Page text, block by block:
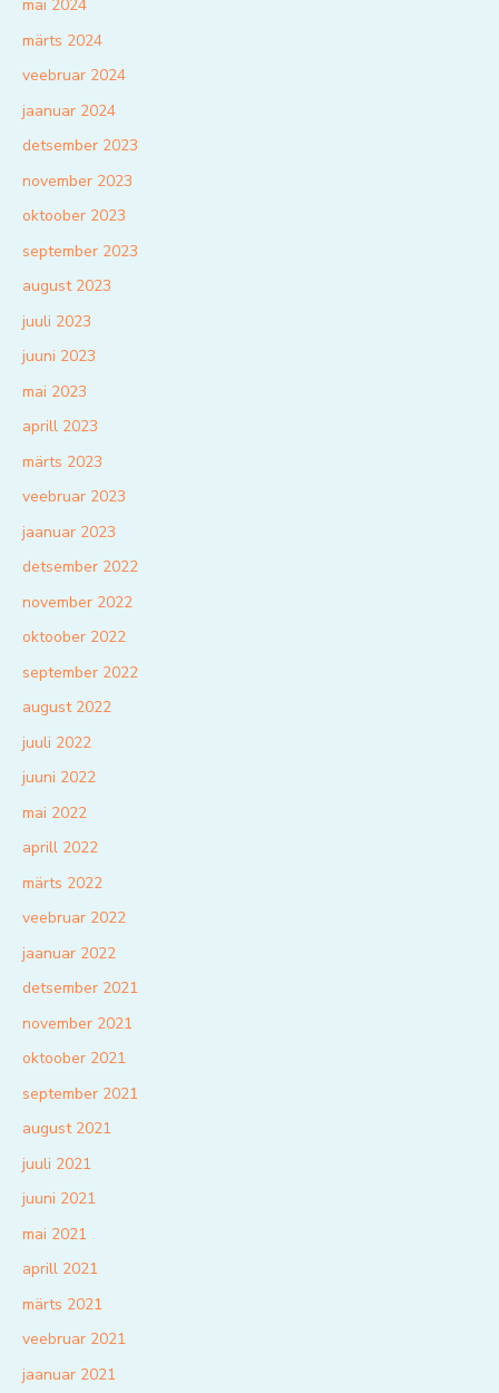
mai 2024
märts 2024
veebruar 2024
jaanuar 2024
detsember 2023
november 2023
oktoober 2023
september 2023
august 2023
juuli 2023
juuni 2023
mai 2023
aprill 2023
märts 2023
veebruar 2023
jaanuar 2023
detsember 2022
november 2022
oktoober 2022
september 2022
august 2022
juuli 2022
juuni 2022
mai 2022
aprill 2022
märts 2022
veebruar 2022
jaanuar 2022
detsember 2021
november 2021
oktoober 2021
september 2021
august 2021
juuli 2021
juuni 2021
mai 2021
aprill 2021
märts 2021
veebruar 2021
jaanuar 2021